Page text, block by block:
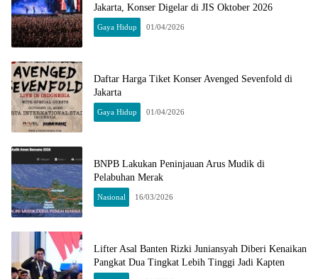
Jakarta, Konser Digelar di JIS Oktober 2026
Gaya Hidup 01/04/2026
Daftar Harga Tiket Konser Avenged Sevenfold di
Jakarta
Gaya Hidup 01/04/2026
BNPB Lakukan Peninjauan Arus Mudik di
Pelabuhan Merak
Nasional 16/03/2026
Lifter Asal Banten Rizki Juniansyah Diberi Kenaikan
Pangkat Dua Tingkat Lebih Tinggi Jadi Kapten